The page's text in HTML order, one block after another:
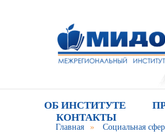
ОБ ИНСТИТУТЕ
КОНТАКТЫ
Главная » Социальная